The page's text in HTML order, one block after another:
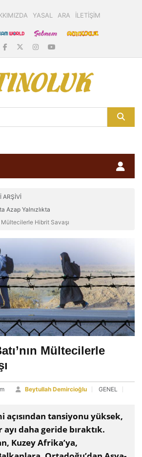
YASAL ARA İLETİŞİM
ARŞİVİ
Azap Yalnızlıkta
Mültecilerle Hibrit Savaşı
Mültecilerle
Beytullah Demircioğlu GENEL
açısından tansiyonu yüksek,
daha geride bıraktık.
Kuzey Afrika’ya,